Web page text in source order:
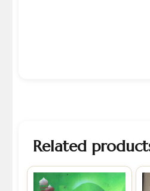
Related